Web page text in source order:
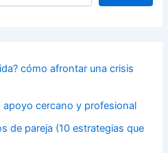
cómo afrontar una crisis
cercano y profesional
de pareja (10 estrategias que